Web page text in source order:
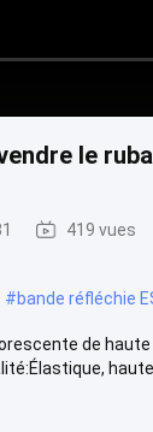
le
419 vues
#bande réfléchie
de
haute